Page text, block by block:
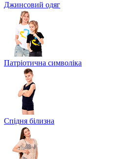
Джинсовий одяг
Патріотична символіка
Спідня білизна